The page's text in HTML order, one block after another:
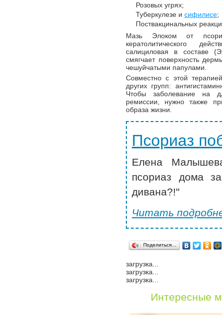
Розовых угрях;
Туберкулезе и сифилисе;
Поствакцинальных
Мазь Элоком от
кератолитического
салициловая в составе
смягчает поверхность
чешуйчатыми папулами.
Совместно с этой
других групп:
Чтобы заболевание на
ремиссии, нужно также
образа жизни.
Псориаз
Елена
псориаз дома
дивана?!"
Читать
Поделиться…
загрузка...
загрузка...
загрузка...
Интересные